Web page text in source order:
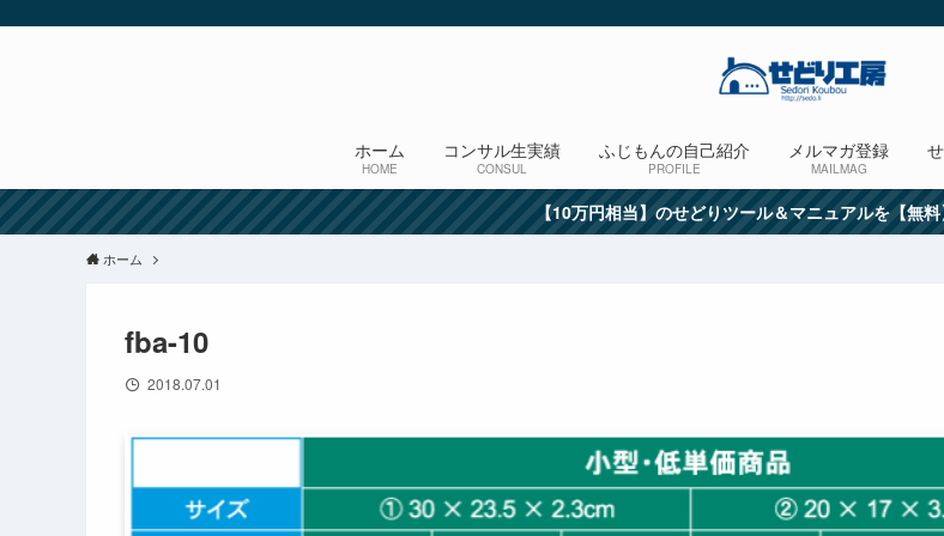
ホーム
HOME
コンサル生実績
CONSUL
ふじもんの自己紹介
PROFILE
メルマガ登録
MAILMAG
【10万円相当】のせどりツール＆マニュアルを【無
ホーム
fba-10
2018.07.01